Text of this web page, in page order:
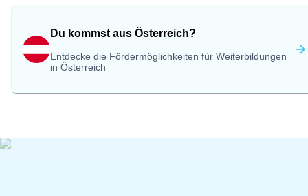
Du kommst aus Österreich?
Entdecke die Fördermöglichkeiten für Weiterbildungen
in Österreich